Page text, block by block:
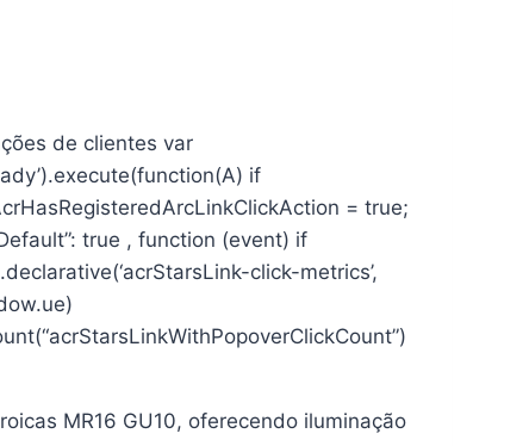
de clientes var
if
= true;
true , function (event) if
click-metrics’,
MR16 GU10, oferecendo iluminação